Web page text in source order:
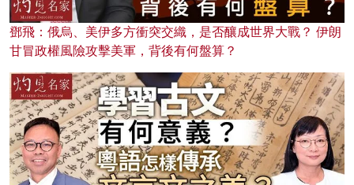
鄧飛：俄烏、美伊多方衝突交織，是否釀成世界大戰？ 伊朗
甘冒政權風險攻擊美軍，背後有何盤算？